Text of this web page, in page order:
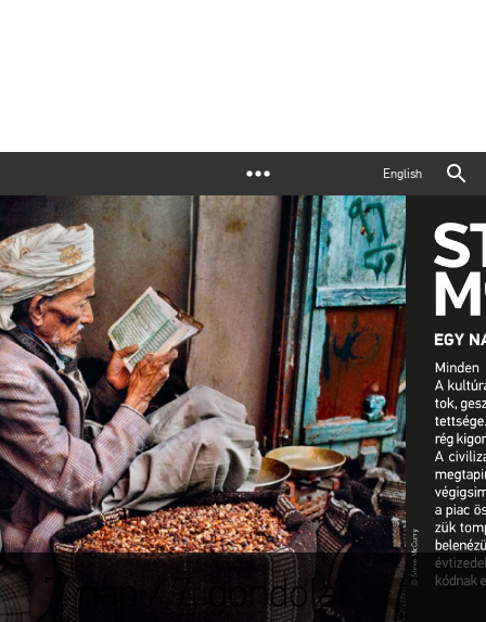
English
7. nap / 7. gondolat